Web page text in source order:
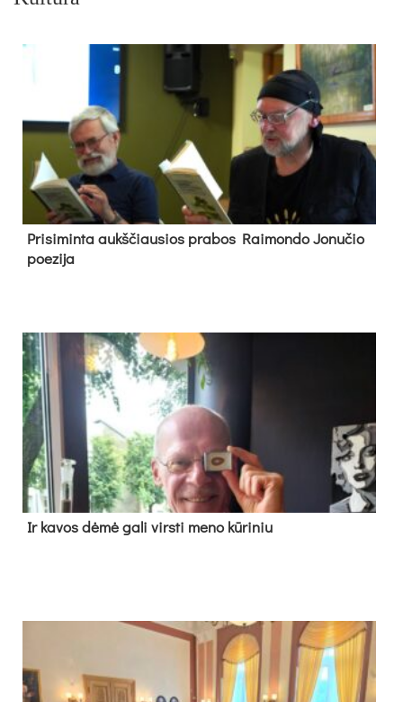
Pri­si­min­ta aukš­čiau­sios pra­bos Rai­mon­do Jo­nu­čio
poe­zi­ja
Ir ka­vos dė­mė ga­li virs­ti me­no kū­ri­niu